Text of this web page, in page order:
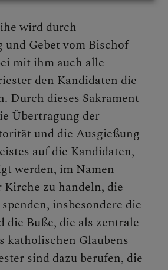
wird durch
und Gebet vom Bischof
mit ihm auch alle
den Kandidaten die
Durch dieses Sakrament
Übertragung der
und die Ausgießung
auf die Kandidaten,
werden, im Namen
zu handeln, die
insbesondere die
die Buße, die als zentrale
katholischen Glaubens
sind dazu berufen, die